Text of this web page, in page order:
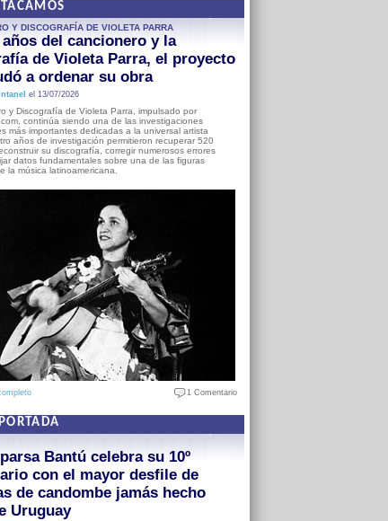
Y DISCOGRAFÍA DE VIOLETA PARRA
del cancionero y la
de Violeta Parra, el proyecto
a ordenar su obra
el 13/07/2026
y Discografía de Violeta Parra, impulsado por
continúa siendo una de las investigaciones
más importantes dedicadas a la universal artista
años de investigación permitieron recuperar 520
su discografía, corregir numerosos errores
datos fundamentales sobre una de las figuras
la música latinoamericana.
1 Comentario
Bantú celebra su 10º
con el mayor desfile de
de candombe jamás hecho
Uruguay